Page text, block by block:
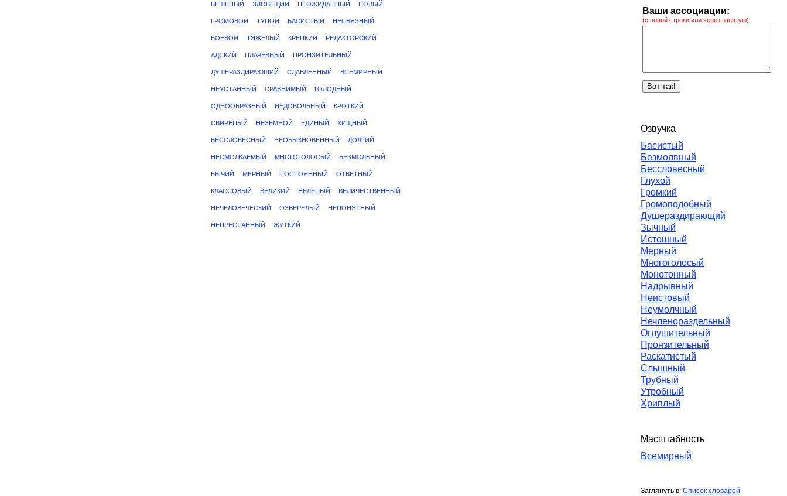
БЕШЕНЫЙ ЗЛОВЕЩИЙ НЕОЖИДАННЫЙ НОВЫЙ
ГРОМОВОЙ ТУПОЙ БАСИСТЫЙ НЕСВЯЗНЫЙ
БОЕВОЙ ТЯЖЕЛЫЙ КРЕПКИЙ РЕДАКТОРСКИЙ
АДСКИЙ ПЛАЧЕВНЫЙ ПРОНЗИТЕЛЬНЫЙ
ДУШЕРАЗДИРАЮЩИЙ СДАВЛЕННЫЙ ВСЕМИРНЫЙ
НЕУСТАННЫЙ СРАВНИМЫЙ ГОЛОДНЫЙ
ОДНООБРАЗНЫЙ НЕДОВОЛЬНЫЙ КРОТКИЙ
СВИРЕПЫЙ НЕЗЕМНОЙ ЕДИНЫЙ ХИЩНЫЙ
БЕССЛОВЕСНЫЙ НЕОБЫКНОВЕННЫЙ ДОЛГИЙ
НЕСМОЛКАЕМЫЙ МНОГОГОЛОСЫЙ БЕЗМОЛВНЫЙ
БЫЧИЙ МЕРНЫЙ ПОСТОЯННЫЙ ОТВЕТНЫЙ
КЛАССОВЫЙ ВЕЛИКИЙ НЕЛЕПЫЙ ВЕЛИЧЕСТВЕННЫЙ
НЕЧЕЛОВЕЧЕСКИЙ ОЗВЕРЕЛЫЙ НЕПОНЯТНЫЙ
НЕПРЕСТАННЫЙ ЖУТКИЙ
Ваши ассоциации:
(с новой строки или через запятую)
Озвучка
Басистый
Безмолвный
Бессловесный
Глухой
Громкий
Громоподобный
Душераздирающий
Зычный
Истошный
Мерный
Многоголосый
Монотонный
Надрывный
Неистовый
Неумолчный
Нечленораздельный
Оглушительный
Пронзительный
Раскатистый
Слышный
Трубный
Утробный
Хриплый
Масштабность
Всемирный
Заглянуть в: Список словарей